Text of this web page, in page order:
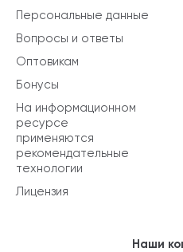
Персональные данные
Вопросы и ответы
Оптовикам
Бонусы
На информационном
ресурсе
применяются
рекомендательные
технологии
Лицензия
Наши